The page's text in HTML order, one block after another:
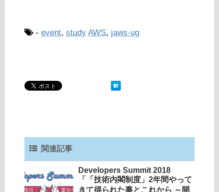
- event, study AWS, jaws-ug
関連記事
Developers Summit 2018
「「技術内閣制度」2年間やって
きて得られた事とこれから ～開